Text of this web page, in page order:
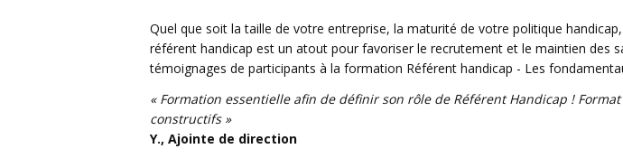
Quel que soit la taille de votre entreprise, la maturité de votre politique
référent handicap est un atout pour favoriser le recrutement et le maintien des
témoignages de participants à la formation Référent handicap - Les
« Formation essentielle afin de définir son rôle de Référent Handicap !
constructifs »
Y., Ajointe de direction